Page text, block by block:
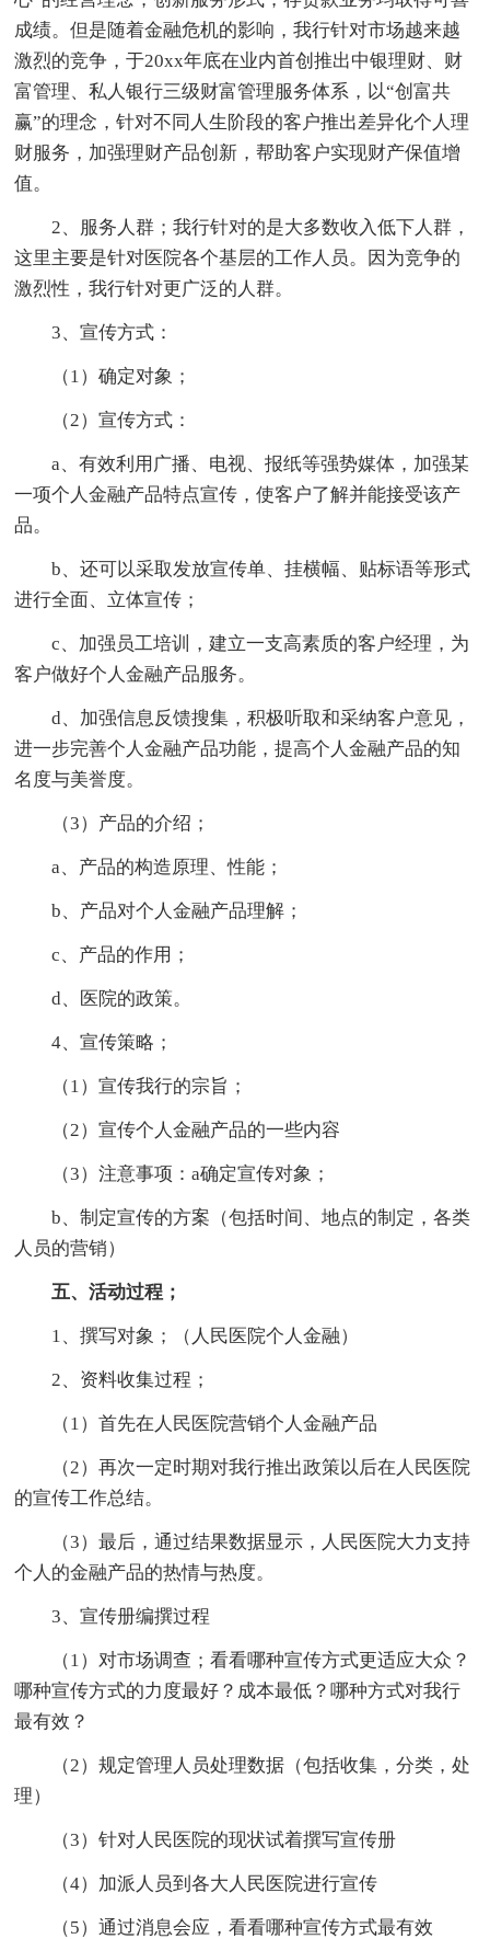
成绩。但是随着金融危机的影响，我行针对市场越来越
激烈的竞争，于20xx年底在业内首创推出中银理财、财
富管理、私人银行三级财富管理服务体系，以“创富共
赢”的理念，针对不同人生阶段的客户推出差异化个人理
财服务，加强理财产品创新，帮助客户实现财产保值增
值。
2、服务人群；我行针对的是大多数收入低下人群，
这里主要是针对医院各个基层的工作人员。因为竞争的
激烈性，我行针对更广泛的人群。
3、宣传方式：
（1）确定对象；
（2）宣传方式：
a、有效利用广播、电视、报纸等强势媒体，加强某
一项个人金融产品特点宣传，使客户了解并能接受该产
品。
b、还可以采取发放宣传单、挂横幅、贴标语等形式
进行全面、立体宣传；
c、加强员工培训，建立一支高素质的客户经理，为
客户做好个人金融产品服务。
d、加强信息反馈搜集，积极听取和采纳客户意见，
进一步完善个人金融产品功能，提高个人金融产品的知
名度与美誉度。
（3）产品的介绍；
a、产品的构造原理、性能；
b、产品对个人金融产品理解；
c、产品的作用；
d、医院的政策。
4、宣传策略；
（1）宣传我行的宗旨；
（2）宣传个人金融产品的一些内容
（3）注意事项：a确定宣传对象；
b、制定宣传的方案（包括时间、地点的制定，各类
人员的营销）
五、活动过程；
1、撰写对象；（人民医院个人金融）
2、资料收集过程；
（1）首先在人民医院营销个人金融产品
（2）再次一定时期对我行推出政策以后在人民医院
的宣传工作总结。
（3）最后，通过结果数据显示，人民医院大力支持
个人的金融产品的热情与热度。
3、宣传册编撰过程
（1）对市场调查；看看哪种宣传方式更适应大众？
哪种宣传方式的力度最好？成本最低？哪种方式对我行
最有效？
（2）规定管理人员处理数据（包括收集，分类，处
理）
（3）针对人民医院的现状试着撰写宣传册
（4）加派人员到各大人民医院进行宣传
（5）通过消息会应，看看哪种宣传方式最有效